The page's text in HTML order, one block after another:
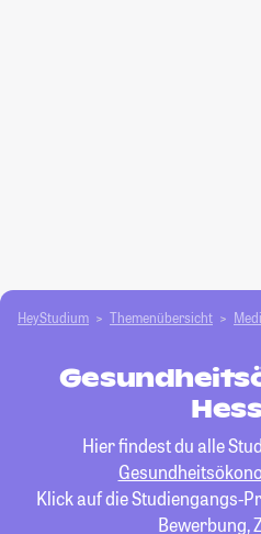
HeyStudium Themenübersicht
Hier findest du alle
Klick auf die Studiengangs-
Bewerbung,